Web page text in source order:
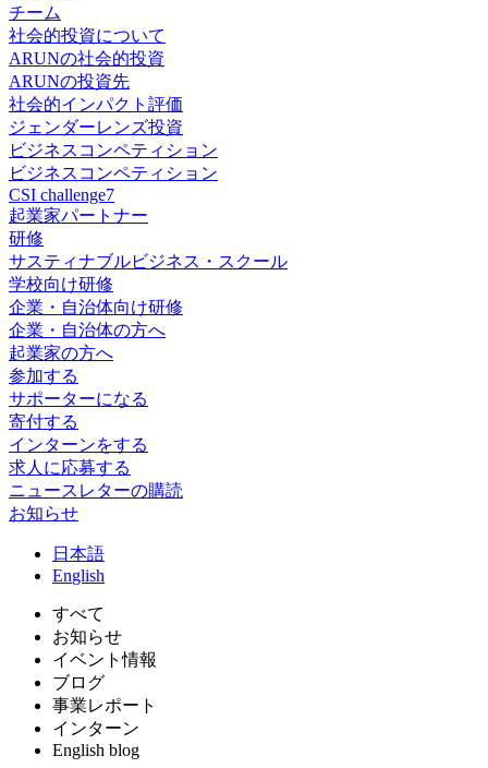
チーム
社会的投資について
ARUNの社会的投資
ARUNの投資先
社会的インパクト評価
ジェンダーレンズ投資
ビジネスコンペティション
ビジネスコンペティション
CSI challenge7
起業家パートナー
研修
サスティナブルビジネス・スクール
学校向け研修
企業・自治体向け研修
企業・自治体の方へ
起業家の方へ
参加する
サポーターになる
寄付する
インターンをする
求人に応募する
ニュースレターの購読
お知らせ
日 本語
English
すべて
お知らせ
イベント情報
ブログ
事業レポート
インターン
English blog